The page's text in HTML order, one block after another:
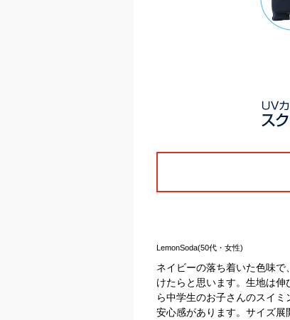
LemonSoda(50代・女性)
ネイビーの落ち着いた色味
けたらと思います。生地は
ら中学生のお子さんのスイ
安心感があります。サイズ